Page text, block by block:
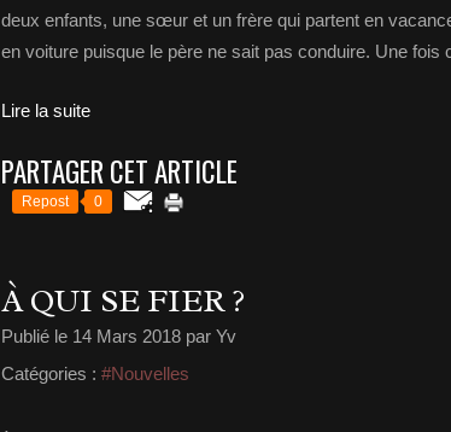
deux enfants, une sœur et un frère qui partent en
en voiture puisque le père ne sait pas conduire. Une fois
Lire la suite
PARTAGER CET ARTICLE
Repost 0
À QUI SE FIER ?
Publié le 14 Mars 2018 par Yv
Catégories : #Nouvelles